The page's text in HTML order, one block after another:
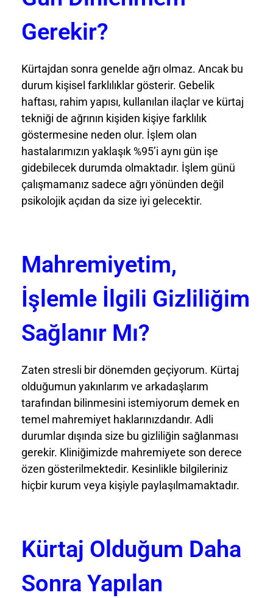
Gerekir?
Kürtajdan sonra genelde ağrı olmaz. Ancak bu
durum kişisel farklılıklar gösterir. Gebelik
haftası, rahim yapısı, kullanılan ilaçlar ve kürtaj
tekniği de ağrının kişiden kişiye farklılık
göstermesine neden olur. İşlem olan
hastalarımızın yaklaşık %95’i aynı gün işe
gidebilecek durumda olmaktadır. İşlem günü
çalışmamanız sadece ağrı yönünden değil
psikolojik açıdan da size iyi gelecektir.
Mahremiyetim,
İşlemle İlgili Gizliliğim
Sağlanır Mı?
Zaten stresli bir dönemden geçiyorum. Kürtaj
olduğumun yakınlarım ve arkadaşlarım
tarafından bilinmesini istemiyorum demek en
temel mahremiyet haklarınızdandır. Adli
durumlar dışında size bu gizliliğin sağlanması
gerekir. Kliniğimizde mahremiyete son derece
özen gösterilmektedir. Kesinlikle bilgileriniz
hiçbir kurum veya kişiyle paylaşılmamaktadır.
Kürtaj Olduğum Daha
Sonra Yapılan